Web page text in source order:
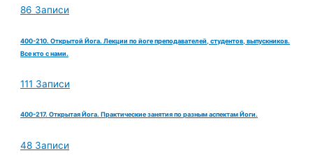
86 Записи
400-210. Открытой Йога. Лекции по йоге преподавателей, студентов, выпускников.
Все кто с нами.
111 Записи
400-217. Открытая Йога. Практические занятия по разным аспектам Йоги.
48 Записи